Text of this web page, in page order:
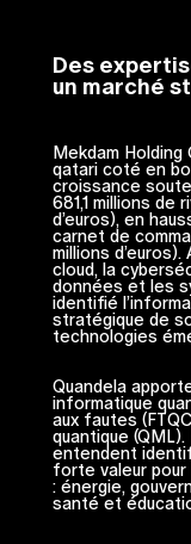
Des
un marché
Mekdam
qatari coté en
croissance
681,1 millions de
d’euros), en
carnet de
millions
cloud, la
données et les
identifié
stratégique de
technologies
Quandela
informatique
aux fautes
quantique
entendent
forte valeur
: énergie,
santé et